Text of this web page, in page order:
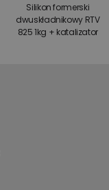
Silikon formerski
dwuskładnikowy RTV
825 1kg + katalizator